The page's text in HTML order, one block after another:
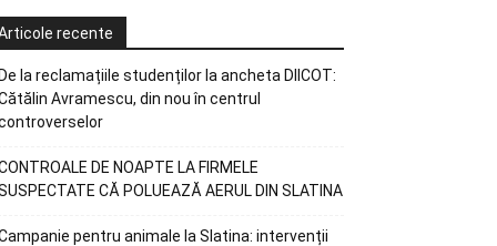
recente
De la reclamațiile studenților la ancheta DIICOT:
Avramescu, din nou în centrul
DE NOAPTE LA FIRMELE
CĂ POLUEAZĂ AERUL DIN SLATINA
pentru animale la Slatina: intervenții